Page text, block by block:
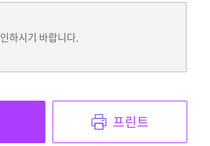
하시기 바랍니다.
프린트